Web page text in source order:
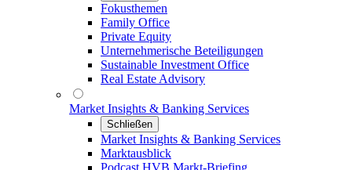
Fokusthemen
Family Office
Private Equity
Unternehmerische Beteiligungen
Sustainable Investment Office
Real Estate Advisory
Market Insights & Banking Services
Schließen
Market Insights & Banking Services
Marktausblick
Podcast HVB Markt-Briefing